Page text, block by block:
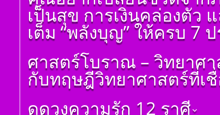
พูล (สีดิน) บทที่ ๓
ดวงดาวและเลขหมาย
แทนดาว
โ ห ร า ส า ด (ฉบับ
เรียนรู้โดยไม่ต้องถาม)
โดย สอ้าน นาคเพชร
พูล (สีดิน) บทที่ ๔ ที่มา
ของดวง ๑๒ ราศีจักร
โ ห ร า ส า ด (ฉบับ
เรียนรู้โดยไม่ต้องถาม)
โดย สอ้าน นาคเพชร
เป็นสุข การเงินคล่องตัว
เต็ม “พลังบุญ” ให้ครบ 7
ศาสตร์โบราณ – วิทยาศ
กับทฤษฎีวิทยาศาสตร์ที่เ
ดูดวงความรัก 12 ราศี